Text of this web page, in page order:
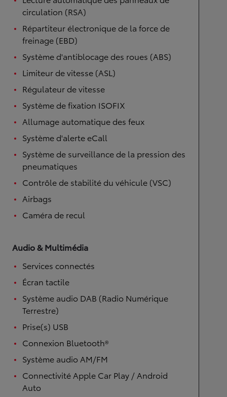
circulation (RSA)
Répartiteur électronique de la force de
freinage (EBD)
Système d'antiblocage des roues (ABS)
Limiteur de vitesse (ASL)
Régulateur de vitesse
Système de fixation ISOFIX
Allumage automatique des feux
Système d'alerte eCall
Système de surveillance de la pression des
pneumatiques
Contrôle de stabilité du véhicule (VSC)
Airbags
Caméra de recul
Audio & Multimédia
Services connectés
Écran tactile
Système audio DAB (Radio Numérique
Terrestre)
Prise(s) USB
Connexion Bluetooth®
Système audio AM/FM
Connectivité Apple Car Play / Android
Auto